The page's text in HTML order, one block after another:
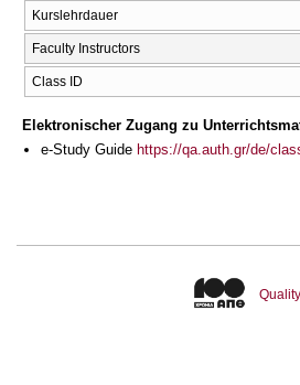
Kurslehrdauer
Faculty Instructors
Class ID
Elektronischer Zugang zu
e-Study Guide https://qa.auth.gr/de/